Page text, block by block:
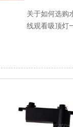
关于如何选购
线观看吸顶灯